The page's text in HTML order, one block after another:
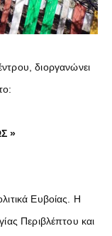
διοργανώνει
»
Ευβοίας. Η
Περιβλέπτου και